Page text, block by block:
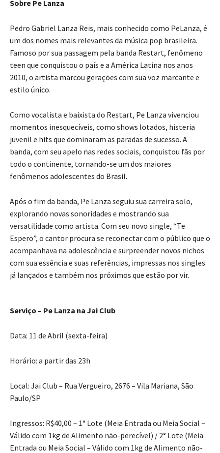
Sobre Pe Lanza
Pedro Gabriel Lanza Reis, mais conhecido como PeLanza, é
um dos nomes mais relevantes da música pop brasileira.
Famoso por sua passagem pela banda Restart, fenômeno
teen que conquistou o país e a América Latina nos anos
2010, o artista marcou gerações com sua voz marcante e
estilo único.
Como vocalista e baixista do Restart, Pe Lanza vivenciou
momentos inesquecíveis, como shows lotados, histeria
juvenil e hits que dominaram as paradas de sucesso. A
banda, com seu apelo nas redes sociais, conquistou fãs por
todo o continente, tornando-se um dos maiores
fenômenos adolescentes do Brasil.
Após o fim da banda, Pe Lanza seguiu sua carreira solo,
explorando novas sonoridades e mostrando sua
versatilidade como artista. Com seu novo single, “Te
Espero”, o cantor procura se reconectar com o público que o
acompanhava na adolescência e surpreender novos nichos
com sua essência e suas referências, impressas nos singles
já lançados e também nos próximos que estão por vir.
Serviço – Pe Lanza na Jai Club
Data: 11 de Abril (sexta-feira)
Horário: a partir das 23h
Local: Jai Club – Rua Vergueiro, 2676 – Vila Mariana, São
Paulo/SP
Ingressos: R$40,00 – 1° Lote (Meia Entrada ou Meia Social –
Válido com 1kg de Alimento não-perecível) / 2° Lote (Meia
Entrada ou Meia Social – Válido com 1kg de Alimento não-